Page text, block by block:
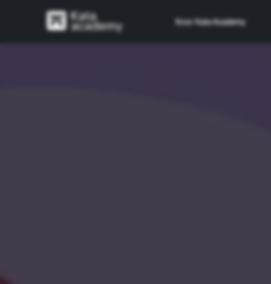
Блог Kata Academy